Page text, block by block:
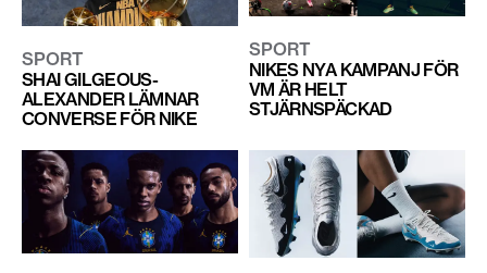
SPORT
SHAI GILGEOUS-
ALEXANDER LÄMNAR
CONVERSE FÖR NIKE
SPORT
NIKES NYA KAMPANJ FÖR
VM ÄR HELT
STJÄRNSPÄCKAD